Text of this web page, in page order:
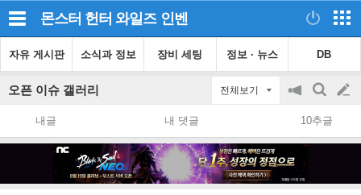
몬스터 헌터 와일즈 인벤
자유 게시판 소식과 정보 장비 세팅 정보 · 뉴스 DB
오픈 이슈 갤러리 전체보기
공
지
on/off
검
색
글
쓰
내글 내 댓글 10추글